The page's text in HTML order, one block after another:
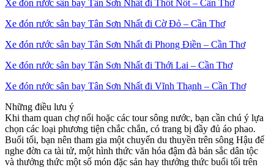
Xe đón rước sân bay Tân Sơn Nhất đi Thốt Nốt – Cần Thơ
Xe đón rước sân bay Tân Sơn Nhất đi Cờ Đỏ – Cần Thơ
Xe đón rước sân bay Tân Sơn Nhất đi Phong Điền – Cần Thơ
Xe đón rước sân bay Tân Sơn Nhất đi Thới Lai – Cần Thơ
Xe đón rước sân bay Tân Sơn Nhất đi Vĩnh Thạnh – Cần Thơ
Những điều lưu ý
Khi tham quan chợ nổi hoặc các tour sông nước, bạn cần chú ý lựa
chọn các loại phương tiện chắc chắn, có trang bị đầy đủ áo phao.
Buổi tối, bạn nên tham gia một chuyến du thuyền trên sông Hậu để
nghe đờn ca tài tử, một hình thức văn hóa đậm đà bản sắc dân tộc
và thưởng thức một số món đặc sản hay thưởng thức buổi tối trên